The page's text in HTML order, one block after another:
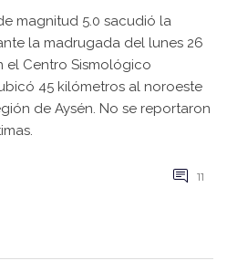
magnitud 5.0 sacudió la
la madrugada del lunes 26
el Centro Sismológico
45 kilómetros al noroeste
de Aysén. No se reportaron
11